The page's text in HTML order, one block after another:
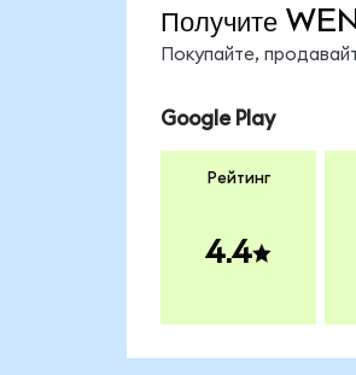
Получите
Покупайте,
Google Play
Рейтинг
4.4